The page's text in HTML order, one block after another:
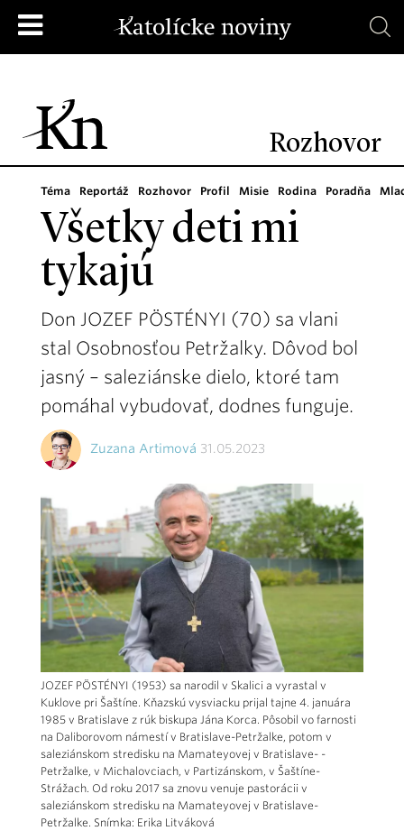
Rozhovor
Téma Reportáž Rozhovor Profil Misie Rodina Poradňa
Všetky deti mi
tykajú
Don JOZEF PÖSTÉNYI (70) sa vlani
stal Osobnosťou Petržalky. Dôvod bol
jasný – saleziánske dielo, ktoré tam
pomáhal vybudovať, dodnes funguje.
Zuzana Artimová 31.05.2023
JOZEF PÖSTÉNYI (1953) sa narodil v Skalici a vyrastal v
Kuklove pri Šaštíne. Kňazskú vysviacku prijal tajne 4. januára
1985 v Bratislave z rúk biskupa Jána Korca. Pôsobil vo farnosti
na Daliborovom námestí v Bratislave-Petržalke, potom v
saleziánskom stredisku na Mamateyovej v Bratislave- -
Petržalke, v Michalovciach, v Partizánskom, v Šaštíne-
Strážach. Od roku 2017 sa znovu venuje pastorácii v
saleziánskom stredisku na Mamateyovej v Bratislave-
Petržalke. Snímka: Erika Litváková